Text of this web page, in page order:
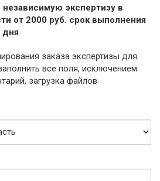
независимую экспертизу в
от 2000 руб. cрок выполнения
дня
заказа экспертизы для
все поля, исключением
загрузка файлов